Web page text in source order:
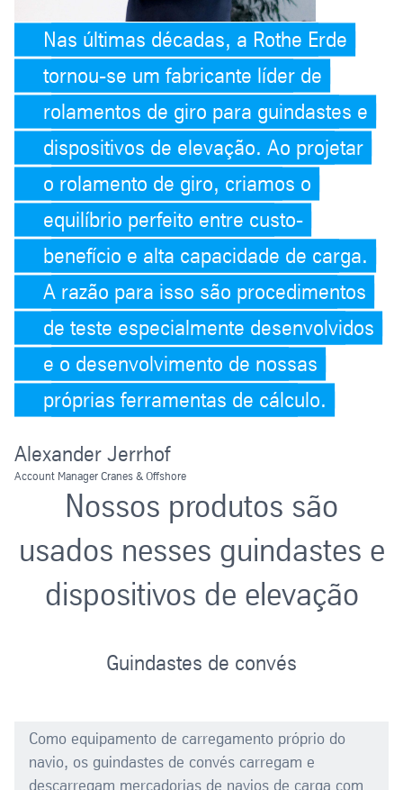
Nas últimas décadas, a Rothe Erde
tornou-se um fabricante líder de
rolamentos de giro para guindastes e
dispositivos de elevação. Ao projetar
o rolamento de giro, criamos o
equilíbrio perfeito entre custo-
benefício e alta capacidade de carga.
A razão para isso são procedimentos
de teste especialmente desenvolvidos
e o desenvolvimento de nossas
próprias ferramentas de cálculo.
Alexander Jerrhof
Account Manager Cranes & Offshore
Nossos produtos são
usados nesses guindastes e
dispositivos de elevação
Guindastes de convés
Como equipamento de carregamento próprio do
navio, os guindastes de convés carregam e
descarregam mercadorias de navios de carga com